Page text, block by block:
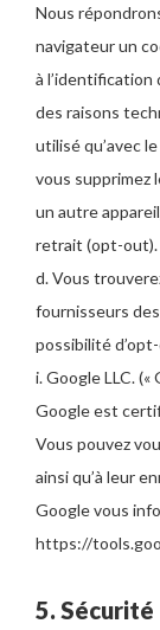
Nous
navigateur un
à
des raisons
utilisé qu’avec
vous supprimez
un autre
retrait (opt-out).
d. Vous
fournisseurs
possibilité
i. Google LLC. («
Google est
Vous pouvez
ainsi qu’à leur
Google vous
https://
5. Sécurité